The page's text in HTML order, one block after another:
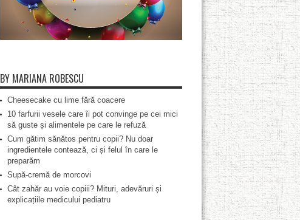
BY MARIANA ROBESCU
Cheesecake cu lime fără coacere
10 farfurii vesele care îi pot convinge pe cei mici
să guste și alimentele pe care le refuză
Cum gătim sănătos pentru copii? Nu doar
ingredientele contează, ci și felul în care le
preparăm
Supă-cremă de morcovi
Cât zahăr au voie copiii? Mituri, adevăruri și
explicațiile medicului pediatru